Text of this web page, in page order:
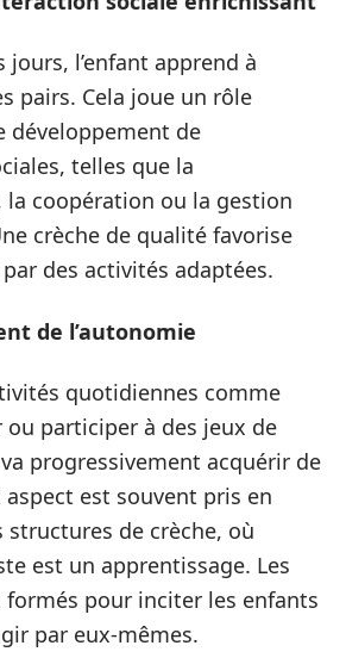
jours, l’enfant apprend à
pairs. Cela joue un rôle
développement de
telles que la
coopération ou la gestion
crèche de qualité favorise
des activités adaptées.
de l’autonomie
quotidiennes comme
ou participer à des jeux de
progressivement acquérir de
aspect est souvent pris en
structures de crèche, où
est un apprentissage. Les
pour inciter les enfants
par eux-mêmes.